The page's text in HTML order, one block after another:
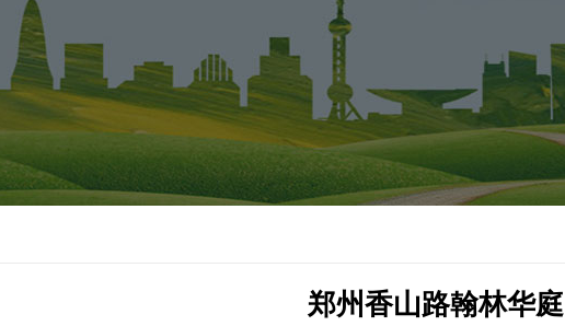
郑州香山路翰林华庭